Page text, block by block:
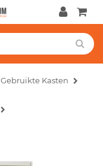
Gebruikte Kasten